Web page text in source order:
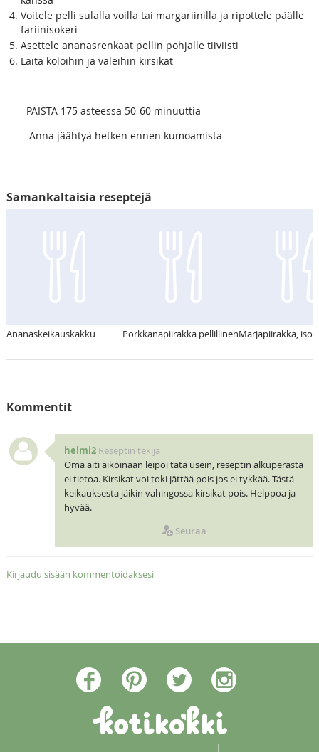
Voitele pelli sulalla voilla tai margariinilla ja ripottele päälle
fariinisokeri
Asettele ananasrenkaat pellin pohjalle tiiviisti
Laita koloihin ja väleihin kirsikat
PAISTA 175 asteessa 50-60 minuuttia
Anna jäähtyä hetken ennen kumoamista
Samankaltaisia reseptejä
Ananaskeikauskakku Porkkanapiirakka pellillinenMarjapiirakka, iso
Kommentit
helmi2 Reseptin tekijä
Oma äiti aikoinaan leipoi tätä usein, reseptin alkuperästä
ei tietoa. Kirsikat voi toki jättää pois jos ei tykkää. Tästä
keikauksesta jäikin vahingossa kirsikat pois. Helppoa ja
hyvää.
Seuraa
Kirjaudu sisään kommentoidaksesi